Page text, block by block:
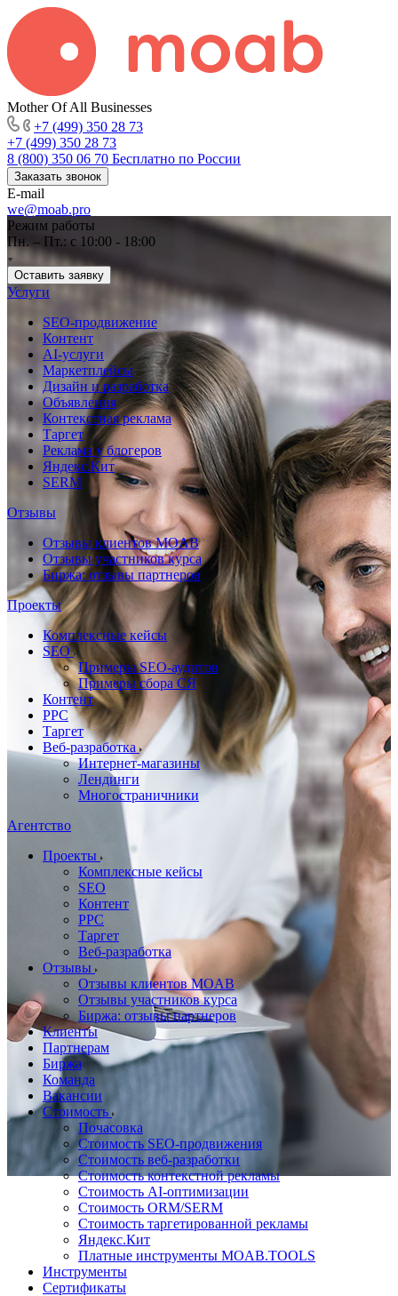
Mother Of All Businesses
+7 (499) 350 28 73
+7 (499) 350 28 73
8 (800) 350 06 70 Бесплатно по России
Заказать звонок
E-mail
we@moab.pro
Режим работы
Пн. – Пт.: с 10:00 - 18:00
Оставить заявку
Услуги
SEO-продвижение
Контент
AI-услуги
Маркетплейсы
Дизайн и разработка
Объявления
Контекстная реклама
Таргет
Реклама у блогеров
Яндекс.Кит
SERM
Отзывы
Отзывы клиентов MOAB
Отзывы участников курса
Биржа: отзывы партнеров
Проекты
Комплексные кейсы
SEO
Примеры SEO-аудитов
Примеры сбора СЯ
Контент
PPC
Таргет
Веб-разработка
Интернет-магазины
Лендинги
Многостраничники
Агентство
Проекты
Комплексные кейсы
SEO
Контент
PPC
Таргет
Веб-разработка
Отзывы
Отзывы клиентов MOAB
Отзывы участников курса
Биржа: отзывы партнеров
Клиенты
Партнерам
Биржа
Команда
Вакансии
Стоимость
Почасовка
Стоимость SEO-продвижения
Стоимость веб-разработки
Стоимость контекстной рекламы
Стоимость AI-оптимизации
Стоимость ORM/SERM
Стоимость таргетированной рекламы
Яндекс.Кит
Платные инструменты MOAB.TOOLS
Инструменты
Сертификаты